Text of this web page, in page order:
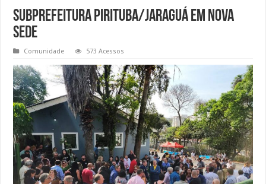
Subprefeitura Pirituba/Jaraguá em nova
sede
Comunidade 573 Acessos